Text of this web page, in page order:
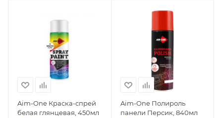
Aim-One Краска-спрей
белая глянцевая, 450мл
Aim-One Полироль
панели Персик, 840мл